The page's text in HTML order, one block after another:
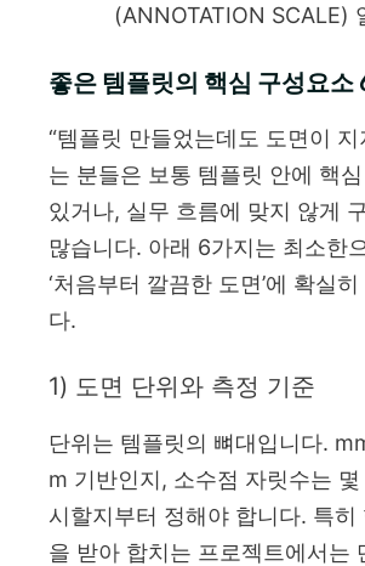
(ANNOTATION SCALE)
좋은 템플릿의 핵심 구성요소
“템플릿 만들었는데도 도면이 지
는 분들은 보통 템플릿 안에 핵
있거나, 실무 흐름에 맞지 않게
많습니다. 아래 6가지는 최소한
‘처음부터 깔끔한 도면’에 확실
다.
1) 도면 단위와 측정 기준
단위는 템플릿의 뼈대입니다.
m 기반인지, 소수점 자릿수는
시할지부터 정해야 합니다. 특히
을 받아 합치는 프로젝트에서는